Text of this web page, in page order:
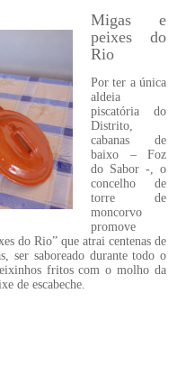
Migas e
peixes do
Rio
Por ter a única
aldeia
piscatória do
Distrito,
cabanas de
baixo – Foz
do Sabor -, o
concelho de
torre de
moncorvo
promove
do Rio” que atrai centenas de
ser saboreado durante todo o
fritos com o molho da
de escabeche.